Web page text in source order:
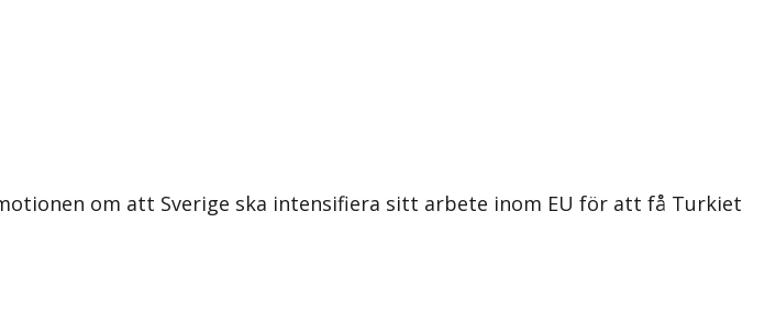
om att Sverige ska intensifiera sitt arbete inom EU för att få Turkiet